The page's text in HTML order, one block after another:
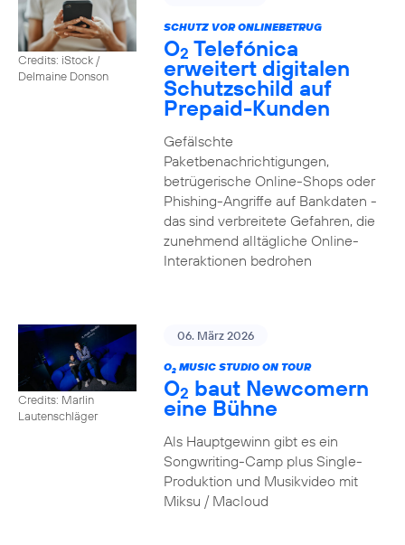
Credits: iStock /
Delmaine Donson
SCHUTZ VOR ONLINEBETRUG
O2 Telefónica
erweitert digitalen
Schutzschild auf
Prepaid-Kunden
Gefälschte
Paketbenachrichtigungen,
betrügerische Online-Shops oder
Phishing-Angriffe auf Bankdaten -
das sind verbreitete Gefahren, die
zunehmend alltägliche Online-
Interaktionen bedrohen
Credits: Marlin
Lautenschläger
06. März 2026
O2MUSIC STUDIO ON TOUR
O2 baut Newcomern
eine Bühne
Als Hauptgewinn gibt es ein
Songwriting-Camp plus Single-
Produktion und Musikvideo mit
Miksu / Macloud